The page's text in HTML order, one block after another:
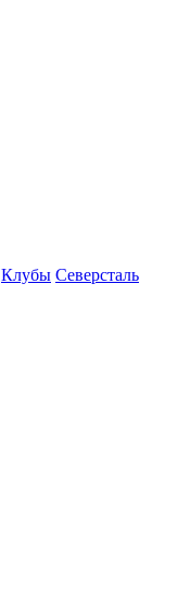
Клубы Северсталь